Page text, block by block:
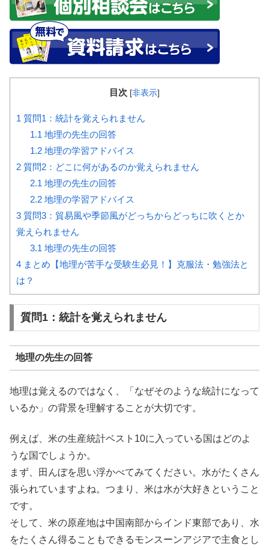
目次 [非表示]
1 質問1：統計を覚えられません
1.1 地理の先生の回答
1.2地理の学習アドバイス
2 質問2：どこに何があるのか覚えられません
2.1 地理の先生の回答
2.2地理の学習アドバイス
3 質問3：貿易風や季節風がどっちからどっちに吹くとか
覚えられません
3.1 地理の先生の回答
4 まとめ【地理が苦手な受験生必見！】克服法・勉強法と
は？
質問1：統計を覚えられません
地理の先生の回答
地理は覚えるのではなく、
「なぜそのような統計になって
いるか」の背景を理解することが大切です。
例えば、米の生産統計ベスト10に入っている国はどのよ
うな国でしょうか。
まず、田んぼを思い浮かべてみてください。水がたくさん
張られていますよね。つまり、米は水が大好きということ
です。
そして、米の原産地は中国南部からインド東部であり、水
をたくさん得ることもできるモンスーンアジアで主食とし